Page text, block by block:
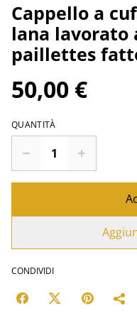
Cappello a
lana lavorato
paillettes
50,00 €
QUANTITÀ
CONDIVIDI